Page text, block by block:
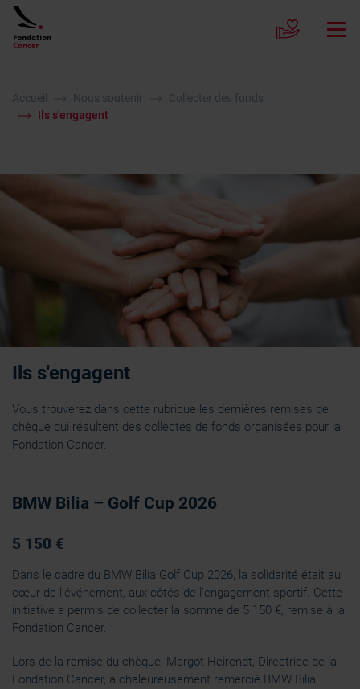
Accueil Nous soutenir
Collecter des fonds
Ils s'engagent
Ils s'engagent
Vous trouverez dans cette rubrique les dernières remises de
chèque qui résultent des collectes de fonds organisées pour la
Fondation Cancer.
BMW Bilia – Golf Cup 2026
5 150 €
Dans le cadre du BMW Bilia Golf Cup 2026, la solidarité était au
cœur de l’événement, aux côtés de l’engagement sportif. Cette
initiative a permis de collecter la somme de 5 150 €, remise à la
Fondation Cancer.
Lors de la remise du chèque, Margot Heirendt, Directrice de la
Fondation Cancer, a chaleureusement remercié BMW Bilia